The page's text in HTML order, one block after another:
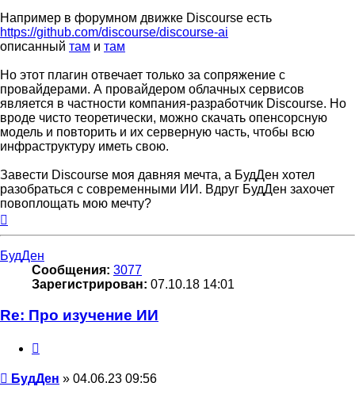
Например в форумном движке Discourse есть
https://github.com/discourse/discourse-ai
описанный там и там
Но этот плагин отвечает только за сопряжение с
провайдерами. А провайдером облачных сервисов
является в частности компания-разработчик Discourse. Но
вроде чисто теоретически, можно скачать опенсорсную
модель и повторить и их серверную часть, чтобы всю
инфраструктуру иметь свою.
Завести Discourse моя давняя мечта, а БудДен хотел
разобраться с современными ИИ. Вдруг БудДен захочет
повоплощать мою мечту?
к
БудДен
Сообщения: 3077
Зарегистрирован: 07.10.18 14:01
Re: Про изучение ИИ
Сообщение
БудДен » 04.06.23 09:56